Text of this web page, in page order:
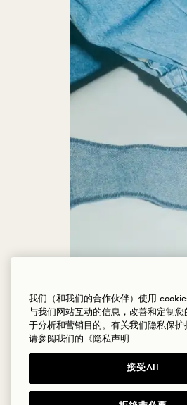
我们（和我们的合作伙伴）使用
与我们网站互动的信息，改善和定制您
于分析和营销目的。有关我们隐私保护
请参阅我们的
《隐私声明
接受All